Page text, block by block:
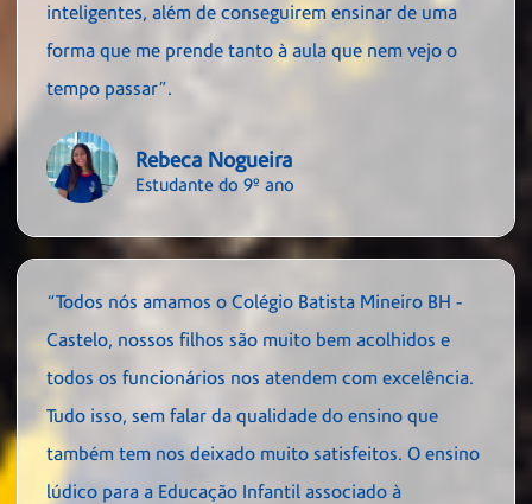
inteligentes, além de conseguirem ensinar de uma
forma que me prende tanto à aula que nem vejo o
tempo passar”.
Rebeca Nogueira
Estudante do 9º ano
“Todos nós amamos o Colégio Batista Mineiro BH -
Castelo, nossos filhos são muito bem acolhidos e
todos os funcionários nos atendem com excelência.
Tudo isso, sem falar da qualidade do ensino que
também tem nos deixado muito satisfeitos. O ensino
lúdico para a Educação Infantil associado à